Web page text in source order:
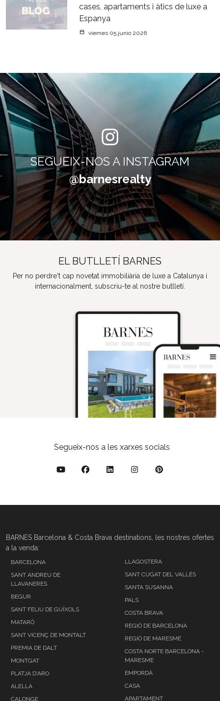
cases, apartaments i àtics de luxe a
Espanya
viernes 05 junio 2026
SEGUEIX-NOS A INSTAGRAM
@barnesrealty
EL BUTLLETÍ BARNES
Per no perdre't cap novetat immobiliària de luxe a Catalunya i
internacionalment, subscriu-te al nostre butlletí.
Segueix-nos a les xarxes socials
BARNES Barcelona & Costa Brava destinations, les nostres ofertes
a la venda:
BARCELONA
SANT ANDREU DE
LLAVANERES
BEGUR
SANT FELIU DE GUÍXOLS
MATARÓ
SANT VICENÇ DE MONTALT
PREMIA DE DALT
MONTGAT
PLATJA D'ARO
ALELLA
CALONGE
LLAGOSTERA
SANT CUGAT DEL VALLÉS
SANTA SUSANNA
PALS
COSTA BRAVA
REGIÓ DE BARCELONA
REGIÓ DE MARESME
COSTA NORTE BARCELONA -
MARESME
EMPORDÀ
CASA
APARTAMENT